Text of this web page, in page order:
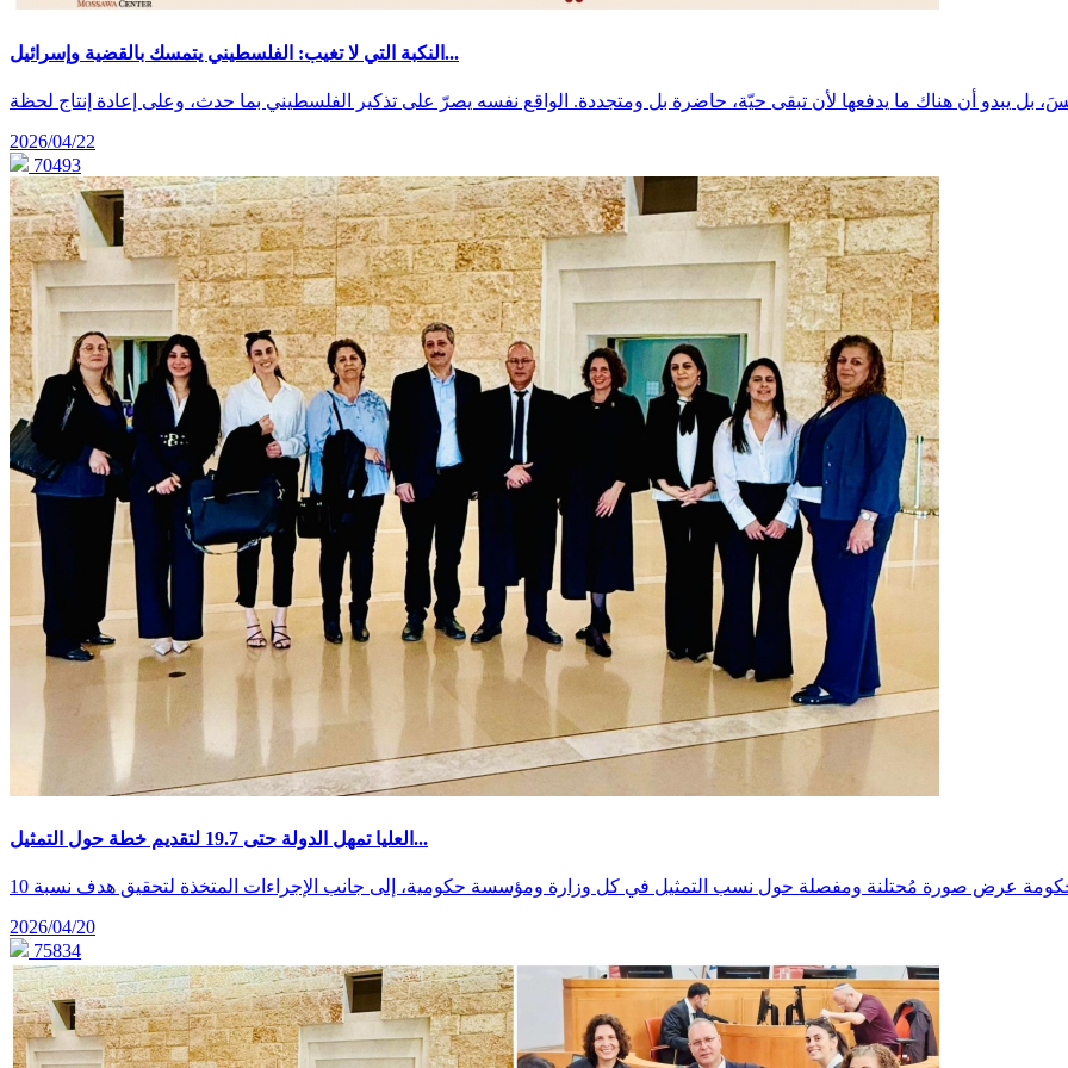
النكبة التي لا تغيب: الفلسطيني يتمسك بالقضية وإسرائيل...
بل يبدو أن هناك ما يدفعها لأن تبقى حيّة، حاضرة بل ومتجددة. الواقع نفسه يصرّ على تذكير الفلسطيني بما حدث، وعلى إعادة إنتاج لحظة
2026/04/22
70493
العليا تمهل الدولة حتى 19.7 لتقديم خطة حول التمثيل...
عرض صورة مُحتلنة ومفصلة حول نسب التمثيل في كل وزارة ومؤسسة حكومية، إلى جانب الإجراءات المتخذة لتحقيق هدف نسبة 10
2026/04/20
75834